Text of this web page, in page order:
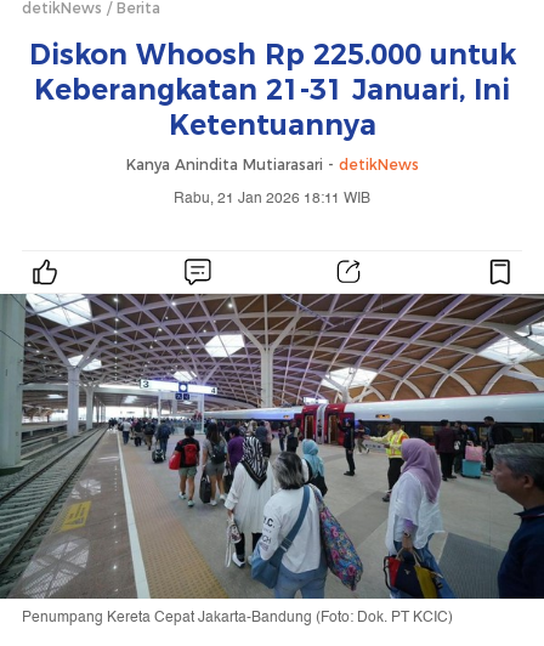
detikNews Berita
Diskon Whoosh Rp 225.000 untuk
Keberangkatan 21-31 Januari, Ini
Ketentuannya
Kanya Anindita Mutiarasari - detikNews
Rabu, 21 Jan 2026 18:11 WIB
Penumpang Kereta Cepat Jakarta-Bandung (Foto: Dok. PT KCIC)